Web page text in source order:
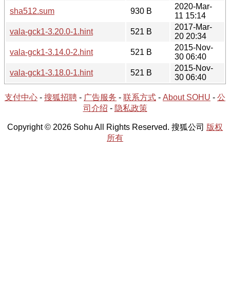
sha512.sum
930 B
2020-Mar-
11 15:14
vala-gck1-3.20.0-1.hint
521 B
2017-Mar-
20 20:34
vala-gck1-3.14.0-2.hint
521 B
2015-Nov-
30 06:40
vala-gck1-3.18.0-1.hint
521 B
2015-Nov-
30 06:40
支付中心 - 搜狐招聘 - 广告服务 - 联系方式 - About SOHU - 公
司介绍 - 隐私政策
Copyright © 2026 Sohu All Rights Reserved. 搜狐公司 版权
所有